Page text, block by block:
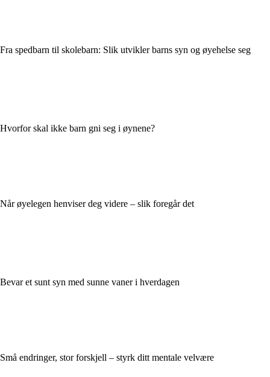
Fra spedbarn til skolebarn: Slik utvikler barns syn og øyehelse seg
Hvorfor skal ikke barn gni seg i øynene?
Når øyelegen henviser deg videre – slik foregår det
Bevar et sunt syn med sunne vaner i hverdagen
Små endringer, stor forskjell – styrk ditt mentale velvære